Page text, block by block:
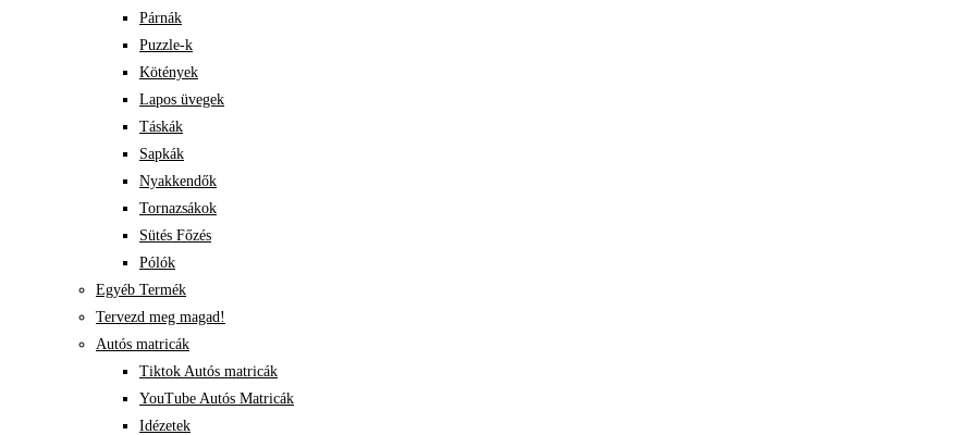
Párnák
Puzzle-k
Kötények
Lapos üvegek
Táskák
Sapkák
Nyakkendők
Tornazsákok
Sütés Főzés
Pólók
Egyéb Termék
Tervezd meg magad!
Autós matricák
Tiktok Autós matricák
YouTube Autós Matricák
Idézetek